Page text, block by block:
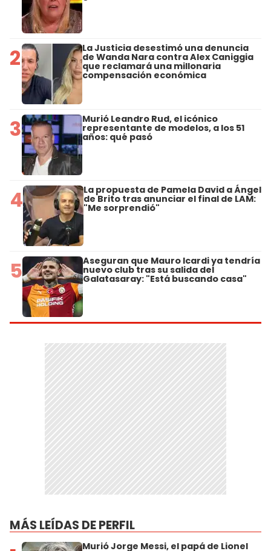
2 La Justicia desestimó una denuncia
de Wanda Nara contra Alex Caniggia
que reclamará una millonaria
compensación económica
3 Murió Leandro Rud, el icónico
representante de modelos, a los 51
años: qué pasó
4 La propuesta de Pamela David a Ángel
de Brito tras anunciar el final de LAM:
"Me sorprendió"
5 Aseguran que Mauro Icardi ya tendría
nuevo club tras su salida del
Galatasaray: "Está buscando casa"
MÁS LEÍDAS DE PERFIL
Murió Jorge Messi, el papá de Lionel